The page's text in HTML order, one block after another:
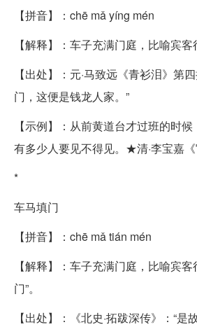
【拼音】：chē mǎ yíng mén
【解释】：车子充满门庭，比喻宾客
【出处】：元·马致远《青衫泪》第
门，这便是钱龙人家。”
【示例】：从前黄道台才过班的时
有多少人要见不得见。★清·李宝嘉
*
车马填门
【拼音】：chē mǎ tián mén
【解释】：车子充满门庭，比喻宾客
门”。
【出处】：《北史·拓跋深传》：“